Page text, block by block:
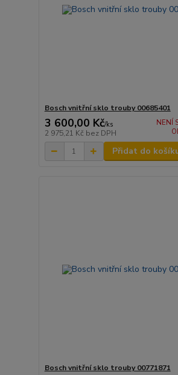
Bosch vnitřní sklo trouby 00685401
3 600,00 Kč/ks
2 975,21 Kč bez DPH
NENÍ
Přidat do
Bosch vnitřní sklo trouby 00771871